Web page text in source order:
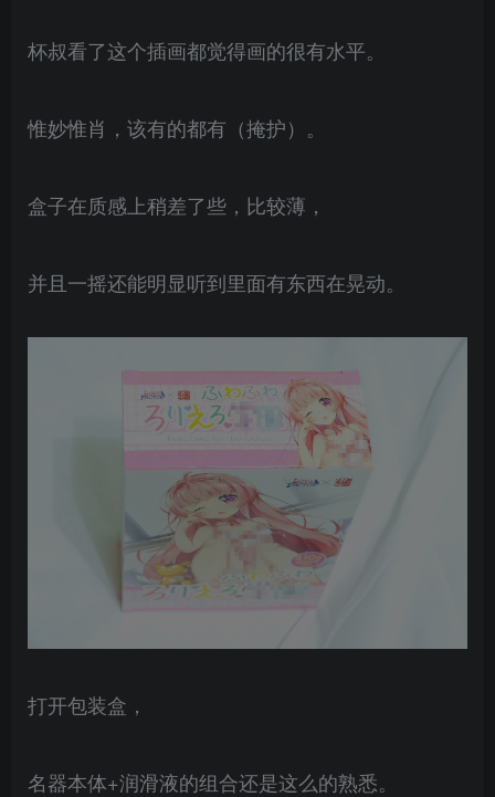
杯叔看了这个插画都觉得画的很有水平。
惟妙惟肖，该有的都有（掩护）。
盒子在质感上稍差了些，比较薄，
并且一摇还能明显听到里面有东西在晃动。
打开包装盒，
名器本体+润滑液的组合还是这么的熟悉。